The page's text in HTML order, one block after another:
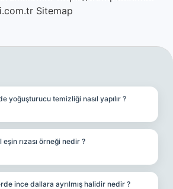
Sitemap
yoğuşturucu temizliği nasıl yapılır ?
rızası örneği nedir ?
ince dallara ayrılmış halidir nedir ?